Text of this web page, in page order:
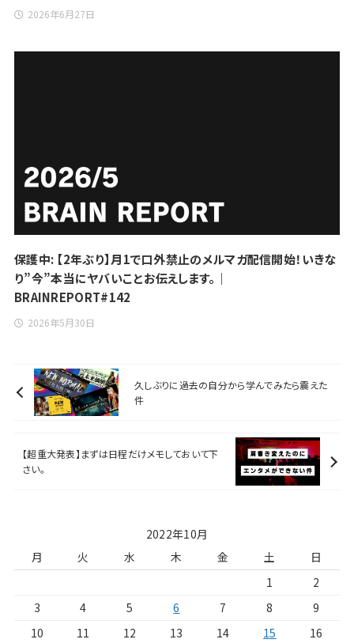
2026年6月27日
保護中: 【2年ぶり】月1で口外禁止のメルマガ配信開始！いきな
り”今”本当にヤバいことお伝えします。｜
BRAINREPORT#142
2026年5月30日
久しぶりに過去の自分から学んでみたら震えた
件
【超重大発表】まずは日程だけメモしておいて下
さい。
2022年10月
月
火 水 木 金 土
日
1
2
3
4 5 6 7 8
9
10
11 12 13 14 15
16